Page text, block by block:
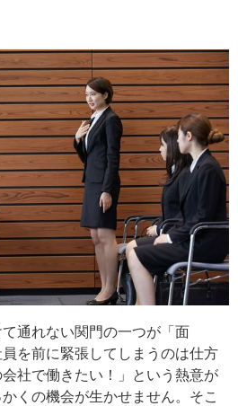
通れない関門の一つが「面
を前に緊張してしまうのは仕方
社で働きたい！」という熱意が
くの機会が生かせません。そこ